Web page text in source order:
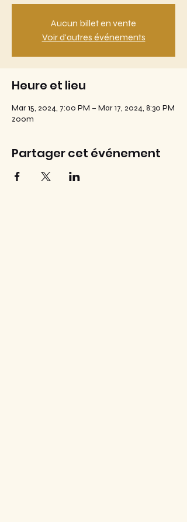
Aucun billet en vente
Voir d'autres événements
Heure et lieu
Mar 15, 2024, 7:00 PM – Mar 17, 2024, 8:30 PM
zoom
Partager cet événement